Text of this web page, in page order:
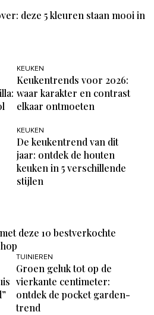
deze 5 kleuren staan mooi in
KEUKEN
Keukentrends voor 2026:
waar karakter en contrast
elkaar ontmoeten
KEUKEN
De keukentrend van dit
jaar: ontdek de houten
keuken in 5 verschillende
stijlen
deze 10 bestverkochte
TUINIEREN
Groen geluk tot op de
vierkante centimeter:
ontdek de pocket garden-
trend